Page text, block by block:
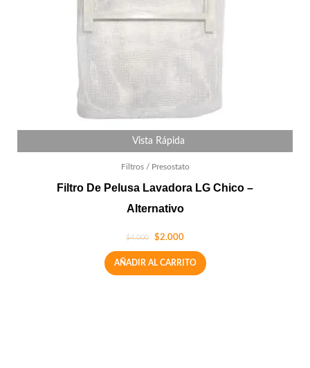
Vista Rápida
Filtros / Presostato
Filtro De Pelusa Lavadora LG Chico –
Alternativo
$4.000 $2.000
AÑADIR AL CARRITO